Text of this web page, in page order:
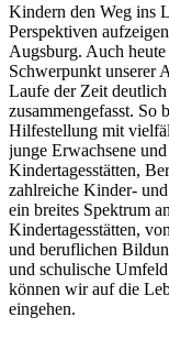
Kindern den Weg ins
Perspektiven
Augsburg. Auch
Schwerpunkt unserer
Laufe der Zeit
zusammengefasst. So
Hilfestellung mit
junge Erwachsene
Kindertagesstätten,
zahlreiche Kinder-
ein breites Spektrum
Kindertagesstätten,
und beruflichen
und schulische
können wir auf die
eingehen.